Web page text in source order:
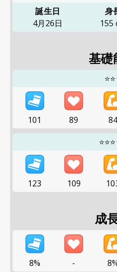
誕生日
4月26日
身
155
基礎
101 89
123 109
成
8% -